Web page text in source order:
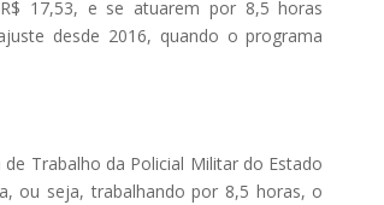
17,53, e se atuarem por 8,5 horas
desde 2016, quando o programa
Trabalho da Policial Militar do Estado
ou seja, trabalhando por 8,5 horas, o